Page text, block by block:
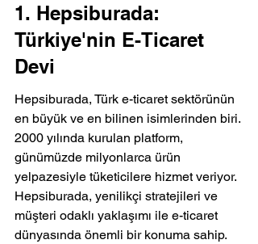
1. Hepsiburada:
Türkiye'nin E-Ticaret
Devi
Hepsiburada, Türk e-ticaret sektörünün
en büyük ve en bilinen isimlerinden biri.
2000 yılında kurulan platform,
günümüzde milyonlarca ürün
yelpazesiyle tüketicilere hizmet veriyor.
Hepsiburada, yenilikçi stratejileri ve
müşteri odaklı yaklaşımı ile e-ticaret
dünyasında önemli bir konuma sahip.